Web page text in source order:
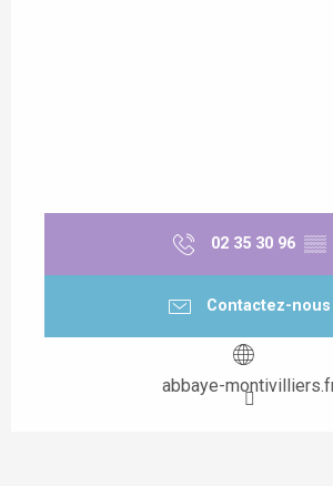
02 35 30 96 ▒▒
Contactez-nous
abbaye-